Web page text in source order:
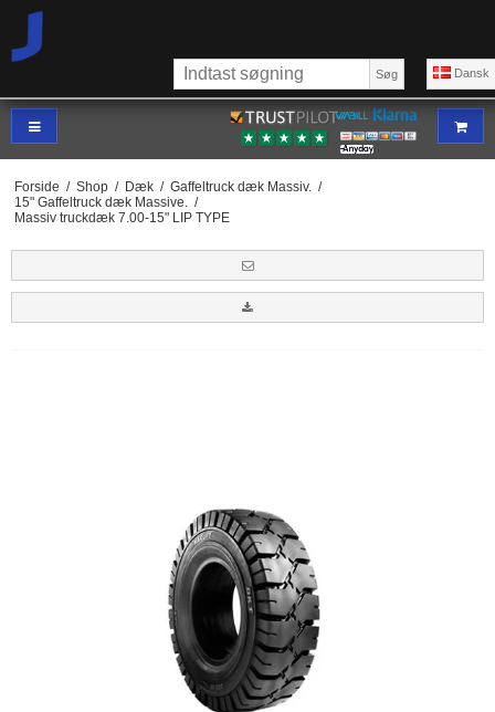
Dansk
Søg
Forside / Shop / Dæk / Gaffeltruck dæk Massiv. /
15" Gaffeltruck dæk Massive. /
Massiv truckdæk 7.00-15" LIP TYPE